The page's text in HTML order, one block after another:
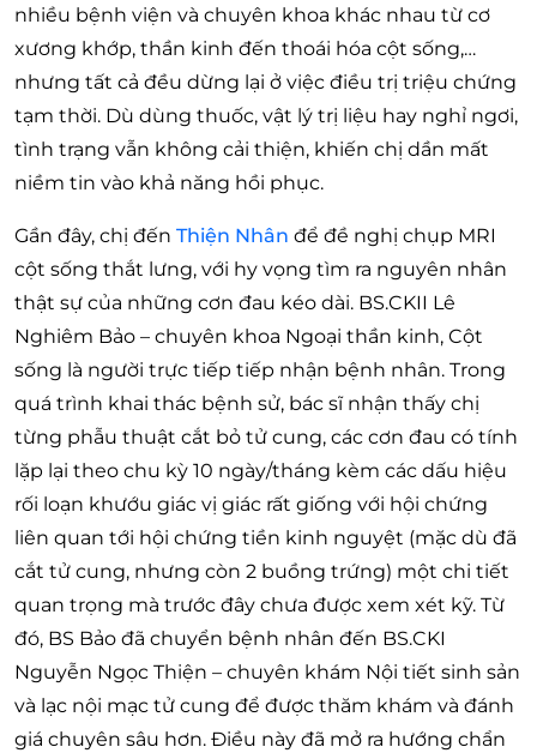
nhiều bệnh viện và chuyên khoa khác nhau từ cơ
xương khớp, thần kinh đến thoái hóa cột sống,…
nhưng tất cả đều dừng lại ở việc điều trị triệu chứng
tạm thời. Dù dùng thuốc, vật lý trị liệu hay nghỉ ngơi,
tình trạng vẫn không cải thiện, khiến chị dần mất
niềm tin vào khả năng hồi phục.
Gần đây, chị đến Thiện Nhân để đề nghị chụp MRI
cột sống thắt lưng, với hy vọng tìm ra nguyên nhân
thật sự của những cơn đau kéo dài. BS.CKII Lê
Nghiêm Bảo – chuyên khoa Ngoại thần kinh, Cột
sống là người trực tiếp tiếp nhận bệnh nhân. Trong
quá trình khai thác bệnh sử, bác sĩ nhận thấy chị
từng phẫu thuật cắt bỏ tử cung, các cơn đau có tính
lặp lại theo chu kỳ 10 ngày/tháng kèm các dấu hiệu
rối loạn khướu giác vị giác rất giống với hội chứng
liên quan tới hội chứng tiền kinh nguyệt (mặc dù đã
cắt tử cung, nhưng còn 2 buồng trứng) một chi tiết
quan trọng mà trước đây chưa được xem xét kỹ. Từ
đó, BS Bảo đã chuyển bệnh nhân đến BS.CKI
Nguyễn Ngọc Thiện – chuyên khám Nội tiết sinh sản
và lạc nội mạc tử cung để được thăm khám và đánh
giá chuyên sâu hơn. Điều này đã mở ra hướng chẩn